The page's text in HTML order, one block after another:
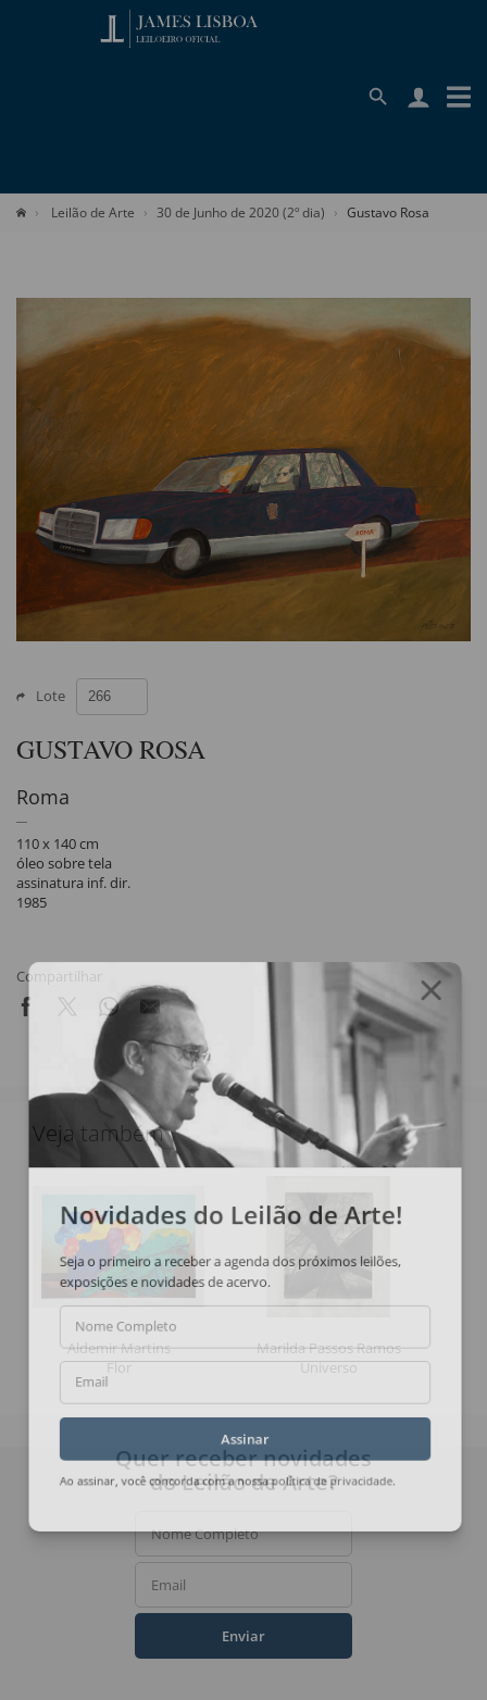
Leilão de Arte 30 de Junho de 2020 (2º dia) Gustavo Rosa
Lote
GUSTAVO ROSA
Roma
110 x 140 cm
óleo sobre tela
assinatura inf. dir.
1985
Compartilhar
Veja também
Aldemir Martins
Flor
Marilda Passos Ramos
Universo
Novidades do Leilão de Arte!
Seja o primeiro a receber a agenda dos próximos leilões,
exposições e novidades de acervo.
Nome Completo
Email
Assinar
Ao assinar, você concorda com a nossapolítica de privacidade
Quer receber novidades
do Leilão de Arte?
Nome Completo
Email
Enviar